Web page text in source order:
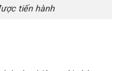
tiến hành